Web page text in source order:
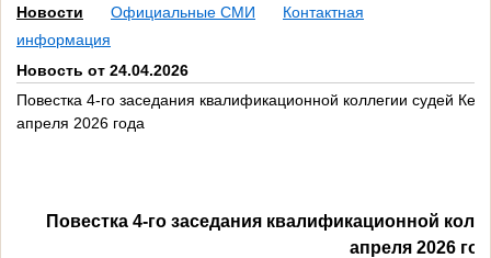
Новости Официальные СМИ
Контактная
информация
Новость от 24.04.2026
Повестка 4-го заседания квалификационной коллегии судей
апреля 2026 года
Повестка 4-го заседания квалификационной
апреля 2026